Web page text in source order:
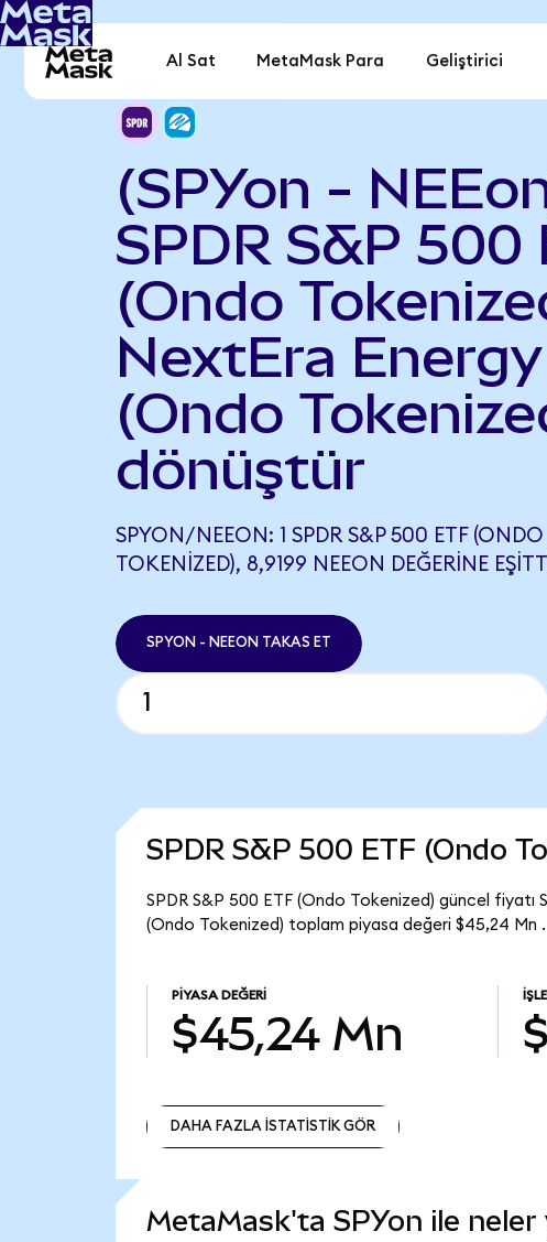
Al Sat MetaMask Para Geliştirici
(SPYon -
SPDR S&P 500
(Ondo
NextEra Energy
(Ondo
dönüştür
SPYON/NEEON: 1 SPDR S&P 500 ETF (ONDO
TOKENIZED), 8,9199 NEEON DEĞERINE
SPYON - NEEON TAKAS ET
SPDR S&P 500 ETF (Ondo
SPDR S&P 500 ETF (Ondo Tokenized) güncel fiyatı
(Ondo Tokenized) toplam piyasa değeri $45,24 Mn .
PIYASA DEĞERI
$45,24 Mn
DAHA FAZLA İSTATİSTİK GÖR
MetaMask'ta SPYon ile neler